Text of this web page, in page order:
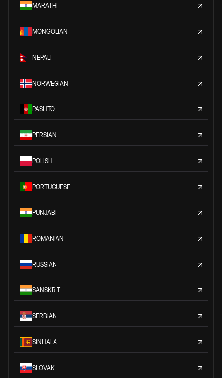
MARATHI
MONGOLIAN
NEPALI
NORWEGIAN
PASHTO
PERSIAN
POLISH
PORTUGUESE
PUNJABI
ROMANIAN
RUSSIAN
SANSKRIT
SERBIAN
SINHALA
SLOVAK